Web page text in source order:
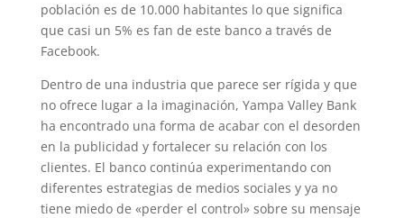
población es de 10.000 habitantes lo que significa
que casi un 5% es fan de este banco a través de
Facebook.
Dentro de una industria que parece ser rígida y que
no ofrece lugar a la imaginación, Yampa Valley Bank
ha encontrado una forma de acabar con el desorden
en la publicidad y fortalecer su relación con los
clientes. El banco continúa experimentando con
diferentes estrategias de medios sociales y ya no
tiene miedo de «perder el control» sobre su mensaje